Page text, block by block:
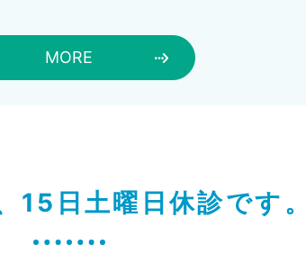
MORE
15日土曜日休診です。